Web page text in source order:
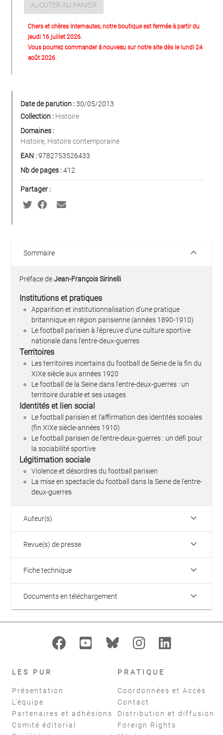
AJOUTER AU PANIER
Chers et chères Internautes, notre boutique est fermée à partir du
jeudi 16 juillet 2026.
Vous pourrez commander à nouveau sur notre site dès le lundi 24
août 2026.
Date de parution :30/05/2013
Collection : Histoire
Domaines :
Histoire, Histoire contemporaine
EAN :9782753526433
Nb de pages :412
Partager :
Sommaire keyboard_arrow_down
Préface deJean-François Sirinelli
Institutions et pratiques
Apparition et institutionnalisation d'une pratique
britannique en région parisienne (années 1890-1910)
Le football parisien à l'épreuve d'une culture sportive
nationale dans l'entre-deux-guerres
Territoires
Les territoires incertains du football de Seine de la fin du
XIXe siècle aux années 1920
Le football de la Seine dans l'entre-deux-guerres : un
territoire durable et ses usages
Identités et lien social
Le football parisien et l'affirmation des identités sociales
(fin XIXe siècle-années 1910)
Le football parisien de l'entre-deux-guerres : un défi pour
la sociabilité sportive
Légitimation sociale
Violence et désordres du football parisien
La mise en spectacle du football dans la Seine de l'entre-
deux-guerres
Auteur(s) keyboard_arrow_down
Revue(s) de presse keyboard_arrow_down
Fiche technique keyboard_arrow_down
Documents en téléchargement keyboard_arrow_down
LES PUR
Présentation
L'équipe
Partenaires et adhésions
Comité éditorial
PRATIQUE
Coordonnées et Accès
Contact
Distribution et diffusion
Foreign Rights